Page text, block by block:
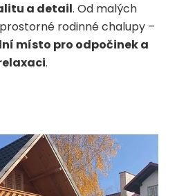
a detail. Od malých
rodinné chalupy –
místo pro odpočinek a
.